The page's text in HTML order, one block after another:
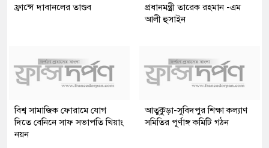
ফ্রান্সে দাবানলের তাণ্ডব
প্রধানমন্ত্রী তারেক রহমান -এম
আলী হুসাইন
বিশ্ব সামাজিক ফোরামে যোগ
দিতে বেনিনে সাফ সভাপতি খিয়াং
নয়ন
আতুকুড়া-সুবিদপুর শিক্ষা কল্যাণ
সমিতির পূর্ণাঙ্গ কমিটি গঠন